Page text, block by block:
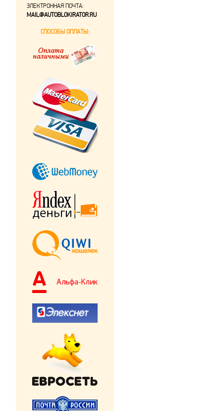
ЭЛЕКТРОННАЯ ПОЧТА:
MAIL@AUTOBLOKIRATOR.RU
СПОСОБЫ ОПЛАТЫ: